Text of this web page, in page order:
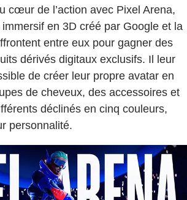
cœur de l’action avec Pixel Arena,
en 3D créé par Google et la
entre eux pour gagner des
dérivés digitaux exclusifs. Il leur
de créer leur propre avatar en
de cheveux, des accessoires et
déclinés en cinq couleurs,
personnalité.